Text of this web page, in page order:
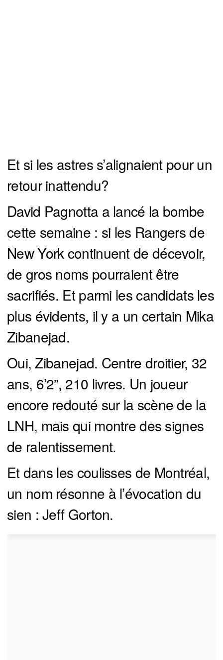
Et si les astres s’alignaient pour un
retour inattendu?
David Pagnotta a lancé la bombe
cette semaine : si les Rangers de
New York continuent de décevoir,
de gros noms pourraient être
sacrifiés. Et parmi les candidats les
plus évidents, il y a un certain Mika
Zibanejad.
Oui, Zibanejad. Centre droitier, 32
ans, 6’2”, 210 livres. Un joueur
encore redouté sur la scène de la
LNH, mais qui montre des signes
de ralentissement.
Et dans les coulisses de Montréal,
un nom résonne à l’évocation du
sien : Jeff Gorton.